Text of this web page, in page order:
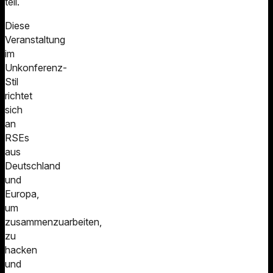
Diese
Veranstaltung
im
Unkonferenz-
Stil
richtet
sich
an
RSEs
aus
Deutschland
und
Europa,
um
zusammenzuarbeiten,
zu
hacken
und